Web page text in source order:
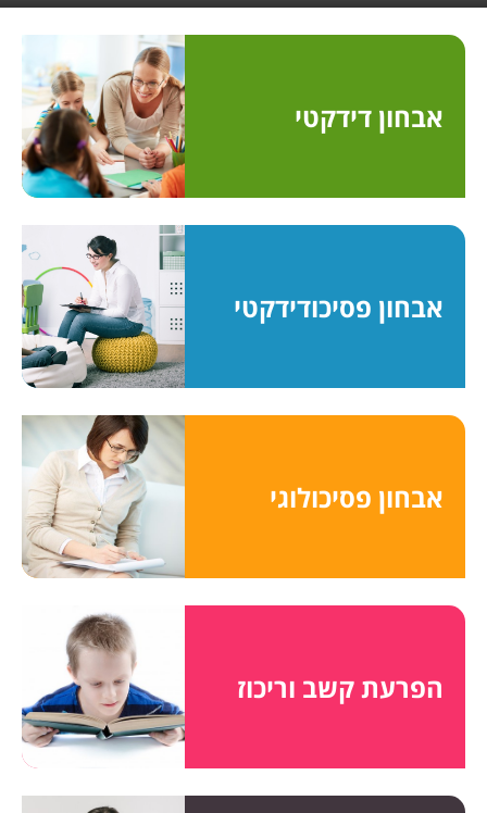
אבחון דידקטי
אבחון פסיכודידקטי
אבחון פסיכולוגי
הפרעת קשב וריכוז